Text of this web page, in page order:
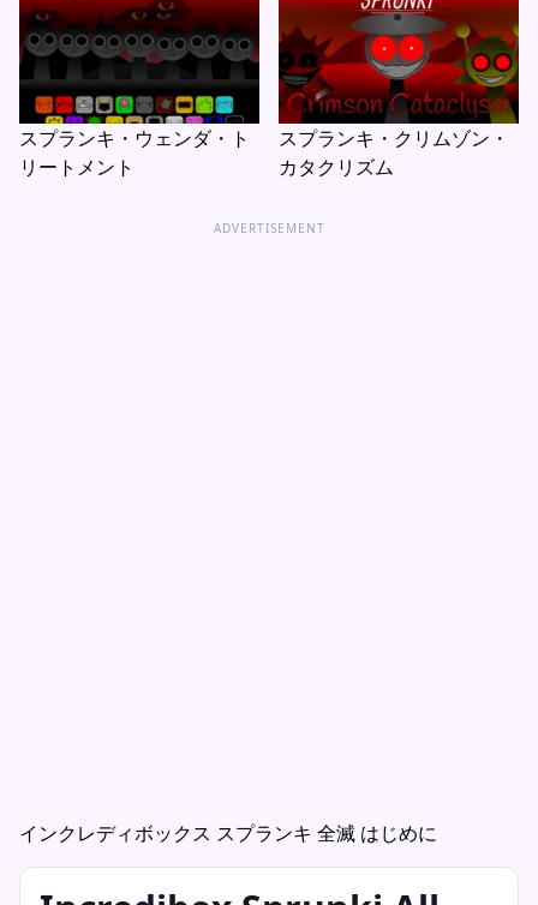
スプランキ・ウェンダ・ト
リートメント
スプランキ・クリムゾン・
カタクリズム
ADVERTISEMENT
インクレディボックス スプランキ 全滅 はじめに